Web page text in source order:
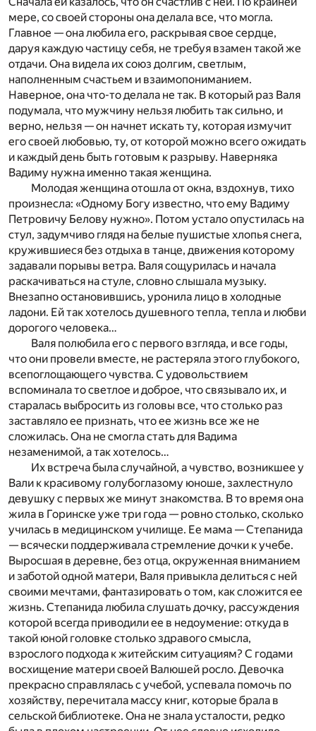
мере, со своей стороны она делала все, что могла.
Главное — она любила его, раскрывая свое сердце,
даруя каждую частицу себя, не требуя взамен такой же
отдачи. Она видела их союз долгим, светлым,
наполненным счастьем и взаимопониманием.
Наверное, она что-то делала не так. В который раз Валя
подумала, что мужчину нельзя любить так сильно, и
верно, нельзя — он начнет искать ту, которая измучит
его своей любовью, ту, от которой можно всего ожидать
и каждый день быть готовым к разрыву. Наверняка
Вадиму нужна именно такая женщина.
Молодая женщина отошла от окна, вздохнув, тихо
произнесла: «Одному Богу известно, что ему Вадиму
Петровичу Белову нужно». Потом устало опустилась на
стул, задумчиво глядя на белые пушистые хлопья снега,
кружившиеся без отдыха в танце, движения которому
задавали порывы ветра. Валя сощурилась и начала
раскачиваться на стуле, словно слышала музыку.
Внезапно остановившись, уронила лицо в холодные
ладони. Ей так хотелось душевного тепла, тепла и любви
дорогого человека…
Валя полюбила его с первого взгляда, и все годы,
что они провели вместе, не растеряла этого глубокого,
всепоглощающего чувства. С удовольствием
вспоминала то светлое и доброе, что связывало их, и
старалась выбросить из головы все, что столько раз
заставляло ее признать, что ее жизнь все же не
сложилась. Она не смогла стать для Вадима
незаменимой, а так хотелось…
Их встреча была случайной, а чувство, возникшее у
Вали к красивому голубоглазому юноше, захлестнуло
девушку с первых же минут знакомства. В то время она
жила в Горинске уже три года — ровно столько, сколько
училась в медицинском училище. Ее мама — Степанида
— всячески поддерживала стремление дочки к учебе.
Выросшая в деревне, без отца, окруженная вниманием
и заботой одной матери, Валя привыкла делиться с ней
своими мечтами, фантазировать о том, как сложится ее
жизнь. Степанида любила слушать дочку, рассуждения
которой всегда приводили ее в недоумение: откуда в
такой юной головке столько здравого смысла,
взрослого подхода к житейским ситуациям? С годами
восхищение матери своей Валюшей росло. Девочка
прекрасно справлялась с учебой, успевала помочь по
хозяйству, перечитала массу книг, которые брала в
сельской библиотеке. Она не знала усталости, редко